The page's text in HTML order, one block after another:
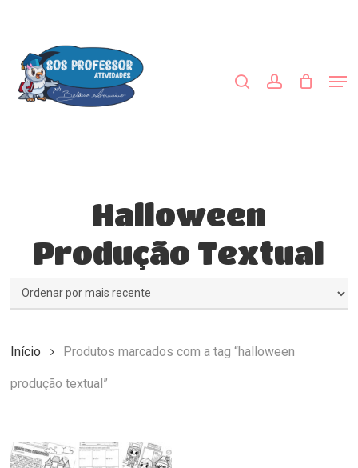
content
Halloween
Produção Textual
Início Produtos marcados com a tag “halloween
produção textual”